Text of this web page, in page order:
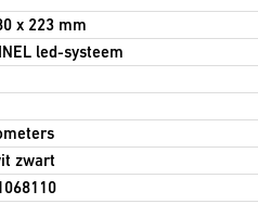
x 223 mm
led-systeem
zwart